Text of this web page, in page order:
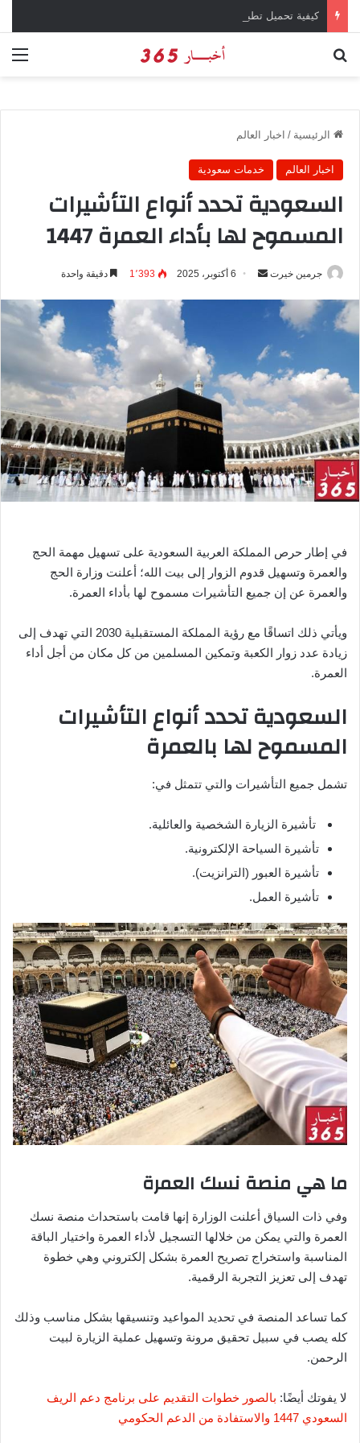
كيفية تحميل تطبيق تيمو temu للتسوق الإلكتروني عبر الإنترنت
الرئيسية / اخبار العالم
اخبار العالم خدمات سعودية
السعودية تحدد أنواع التأشيرات
المسموح لها بأداء العمرة 1447
جرمين خيرت
ر
د
إ
ل
ك
6 أكتوبر، 2025 1٬393 دقيقة واحدة
في إطار حرص المملكة العربية السعودية على تسهيل مهمة الحج
والعمرة وتسهيل قدوم الزوار إلى بيت الله؛ أعلنت وزارة الحج
والعمرة عن إن جميع التأشيرات مسموح لها بأداء العمرة.
ويأتي ذلك اتساقًا مع رؤية المملكة المستقبلية 2030 التي تهدف إلى
زيادة عدد زوار الكعبة وتمكين المسلمين من كل مكان من أجل أداء
العمرة.
السعودية تحدد أنواع التأشيرات
المسموح لها بالعمرة
تشمل جميع التأشيرات والتي تتمثل في:
تأشيرة الزيارة الشخصية والعائلية.
تأشيرة السياحة الإلكترونية.
تأشيرة العبور (الترانزيت).
تأشيرة العمل.
ما هي منصة نسك العمرة
وفي ذات السياق أعلنت الوزارة إنها قامت باستحداث منصة نسك
العمرة والتي يمكن من خلالها التسجيل لأداء العمرة واختيار الباقة
المناسبة واستخراج تصريح العمرة بشكل إلكتروني وهي خطوة
تهدف إلى تعزيز التجربة الرقمية.
كما تساعد المنصة في تحديد المواعيد وتنسيقها بشكل مناسب وذلك
كله يصب في سبيل تحقيق مرونة وتسهيل عملية الزيارة لبيت
الرحمن.
لا يفوتك أيضًا: بالصور خطوات التقديم على برنامج دعم الريف
السعودي 1447 والاستفادة من الدعم الحكومي